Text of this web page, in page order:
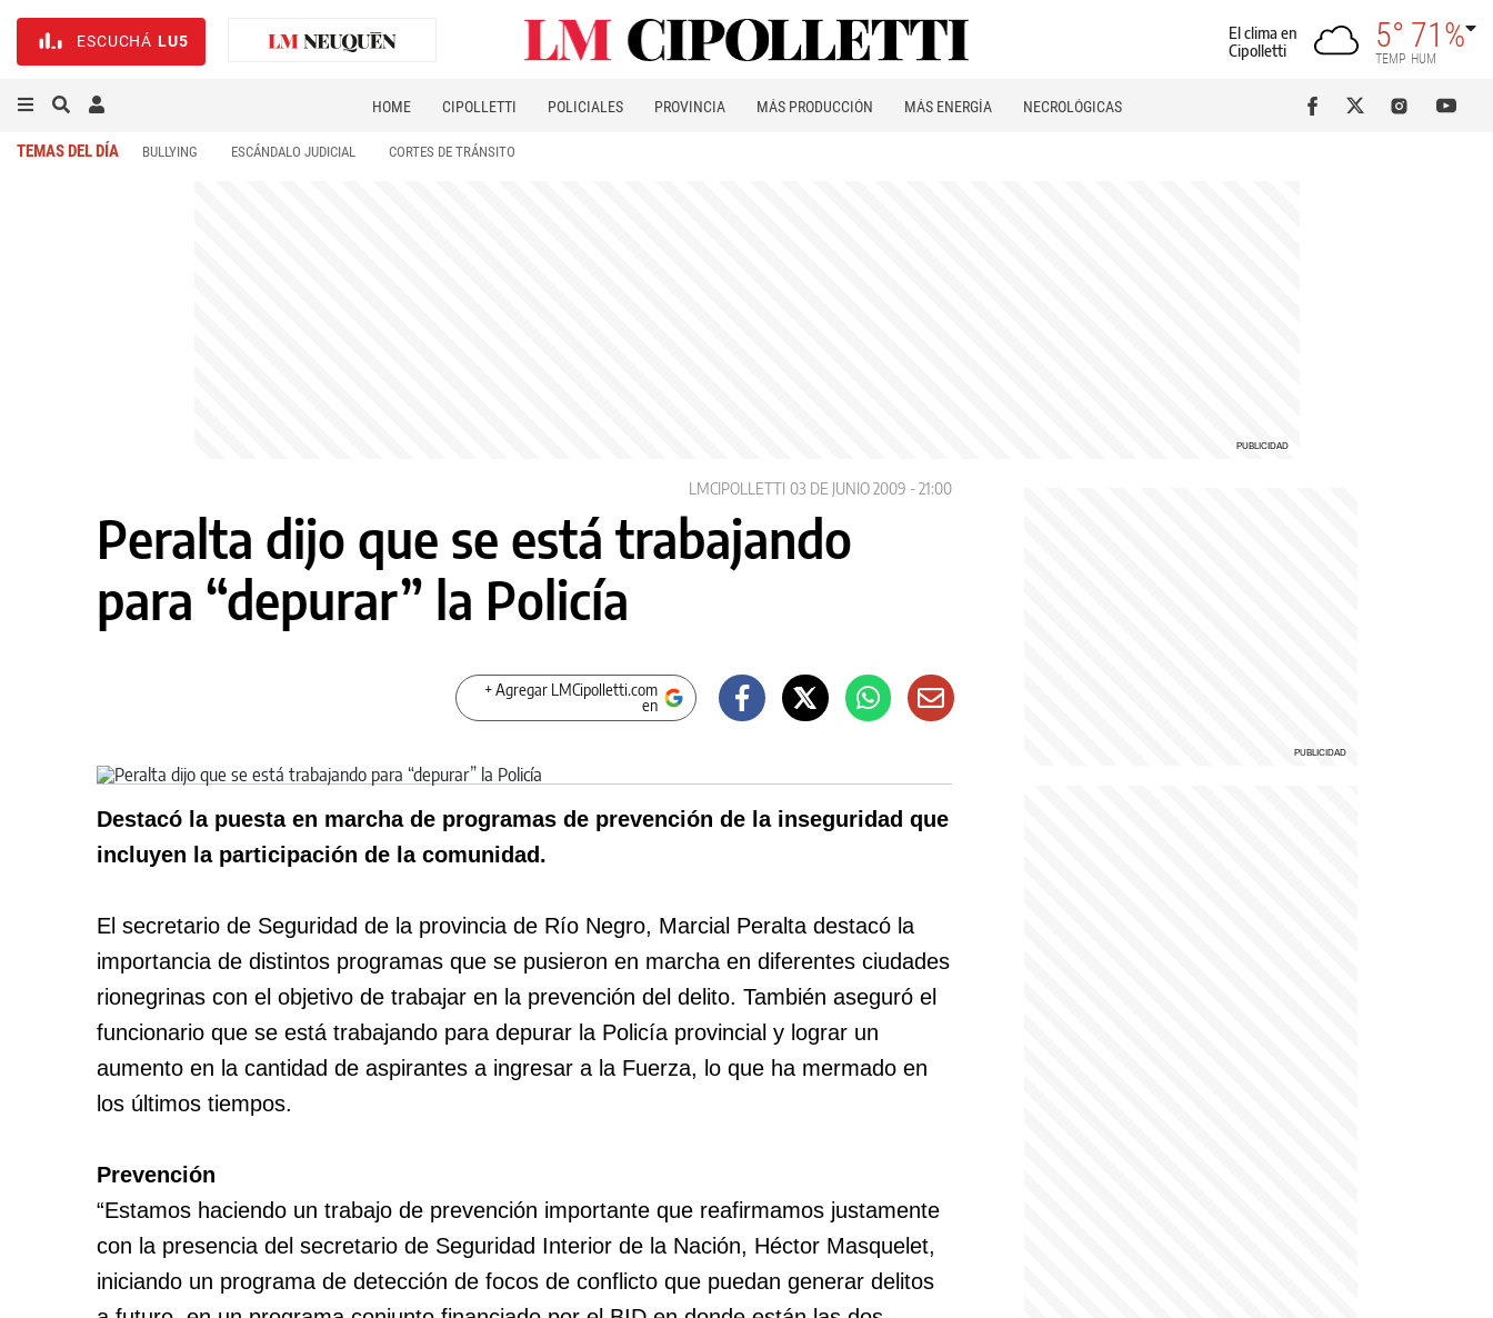
ESCUCHÁ LU5
El clima en
Cipolletti
5°
TEMP
71%
HUM
HOME CIPOLLETTI POLICIALES PROVINCIA MÁS PRODUCCIÓN MÁS ENERGÍA NECROLÓGICAS
TEMAS DEL DÍA BULLYING ESCÁNDALO JUDICIAL CORTES DE TRÁNSITO
LMCIPOLLETTI 03 DE JUNIO 2009 - 21:00
Peralta dijo que se está trabajando
para “depurar” la Policía
+ Agregar LMCipolletti.com
en
Destacó la puesta en marcha de programas de prevención de la inseguridad que
incluyen la participación de la comunidad.
El secretario de Seguridad de la provincia de Río Negro, Marcial Peralta destacó la
importancia de distintos programas que se pusieron en marcha en diferentes ciudades
rionegrinas con el objetivo de trabajar en la prevención del delito. También aseguró el
funcionario que se está trabajando para depurar la Policía provincial y lograr un
aumento en la cantidad de aspirantes a ingresar a la Fuerza, lo que ha mermado en
los últimos tiempos.
Prevención
“Estamos haciendo un trabajo de prevención importante que reafirmamos justamente
con la presencia del secretario de Seguridad Interior de la Nación, Héctor Masquelet,
iniciando un programa de detección de focos de conflicto que puedan generar delitos